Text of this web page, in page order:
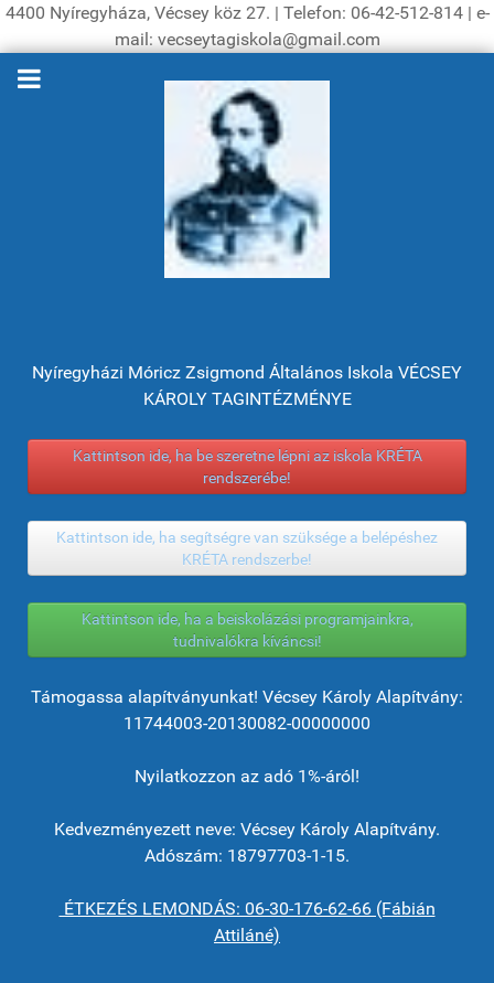
4400 Nyíregyháza, Vécsey köz 27. | Telefon: 06-42-512-814 | e-
mail: vecseytagiskola@gmail.com
Nyíregyházi Móricz Zsigmond Általános Iskola VÉCSEY
KÁROLY TAGINTÉZMÉNYE
Kattintson ide, ha be szeretne lépni az iskola KRÉTA
rendszerébe!
Kattintson ide, ha segítségre van szüksége a belépéshez
KRÉTA rendszerbe!
Kattintson ide, ha a beiskolázási programjainkra,
tudnivalókra kíváncsi!
Támogassa alapítványunkat! Vécsey Károly Alapítvány:
11744003-20130082-00000000
Nyilatkozzon az adó 1%-áról!
Kedvezményezett neve: Vécsey Károly Alapítvány.
Adószám: 18797703-1-15.
ÉTKEZÉS LEMONDÁS: 06-30-176-62-66 (Fábián
Attiláné)